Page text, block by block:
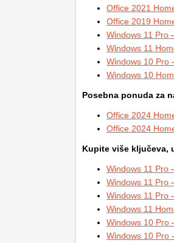
Office 2021
Office 2019
Windows 11 Pro
Windows 11
Windows 10 Pro
Windows 10
Posebna ponuda za
Office 2024
Office 2024
Kupite više ključeva,
Windows 11 Pro
Windows 11 Pro
Windows 11 Pro
Windows 11
Windows 10 Pro
Windows 10 Pro